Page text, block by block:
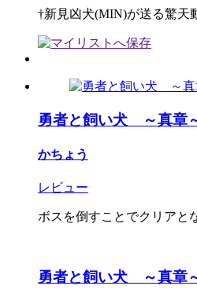
†新見凶犬(MIN)が送る驚天
勇者と飼い犬 ～真章
かちょう
レビュー
ボスを倒すことでクリアと
勇者と飼い犬 ～真章